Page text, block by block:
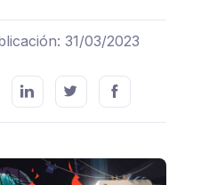
31/03/2023